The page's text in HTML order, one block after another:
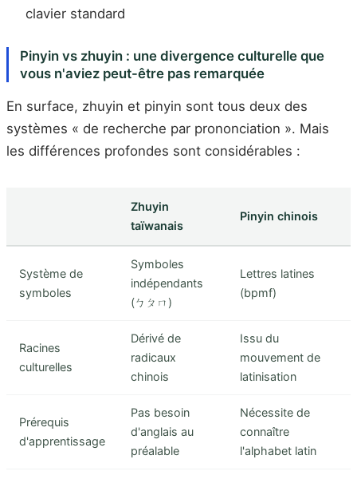
clavier standard
Pinyin vs zhuyin : une divergence culturelle que
vous n'aviez peut-être pas remarquée
En surface, zhuyin et pinyin sont tous deux des
systèmes « de recherche par prononciation ». Mais
les différences profondes sont considérables :
Zhuyin
taïwanais
Pinyin chinois
Système de
symboles
Symboles
indépendants
(ㄅㄆㄇ)
Lettres latines
(bpmf)
Racines
culturelles
Dérivé de
radicaux
chinois
Issu du
mouvement de
latinisation
Prérequis
d'apprentissage
Pas besoin
d'anglais au
préalable
Nécessite de
connaître
l'alphabet latin